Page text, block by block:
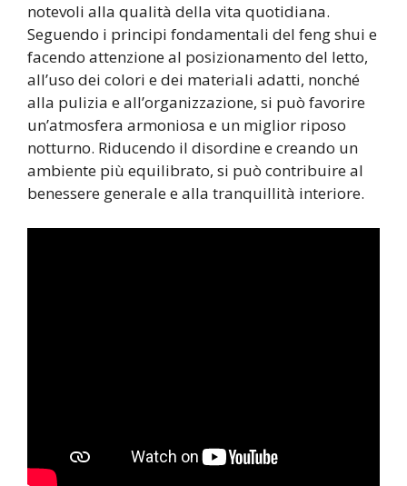
notevoli alla qualità della vita quotidiana.
Seguendo i principi fondamentali del feng shui e
facendo attenzione al posizionamento del letto,
all’uso dei colori e dei materiali adatti, nonché
alla pulizia e all’organizzazione, si può favorire
un’atmosfera armoniosa e un miglior riposo
notturno. Riducendo il disordine e creando un
ambiente più equilibrato, si può contribuire al
benessere generale e alla tranquillità interiore.